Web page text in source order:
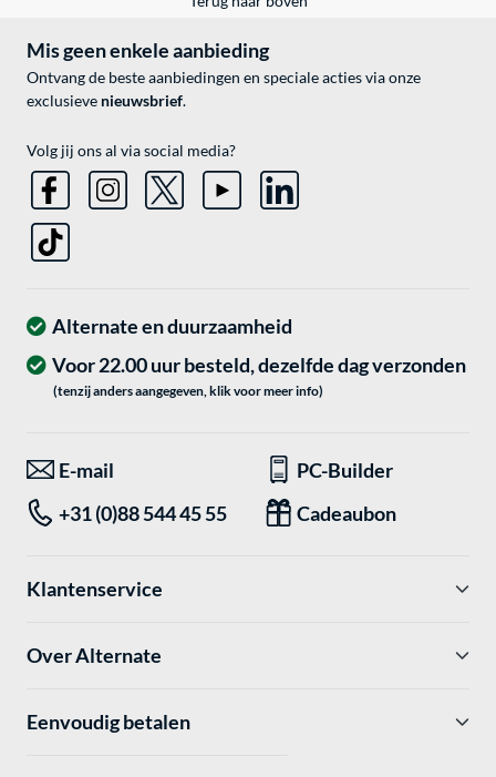
Mis geen enkele aanbieding
Ontvang de beste aanbiedingen en speciale acties via onze
exclusieve nieuwsbrief.
Volg jij ons al via social media?
Alternate en duurzaamheid
Voor 22.00 uur besteld, dezelfde dag verzonden
(tenzij anders aangegeven, klik voor meer info)
E-mail
PC-Builder
+31 (0)88 544 45 55
Cadeaubon
Klantenservice
Over Alternate
Eenvoudig betalen